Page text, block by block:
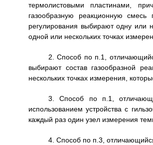
термолистовыми пластинами,
газообразную реакционную
регулирования выбирают одну или
одной или нескольких точках
2. Способ по п.1,
выбирают состав газообразной
нескольких точках измерения,
3. Способ по п.1,
использованием устройства с
каждый раз один узел измерения
4. Способ по п.3,